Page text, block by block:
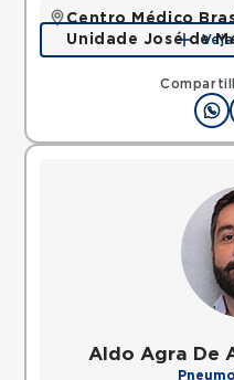
Centro Médico
Unidade José de
Rua Jose de Melo,
09030580 •Mapa
Aldo Agra De